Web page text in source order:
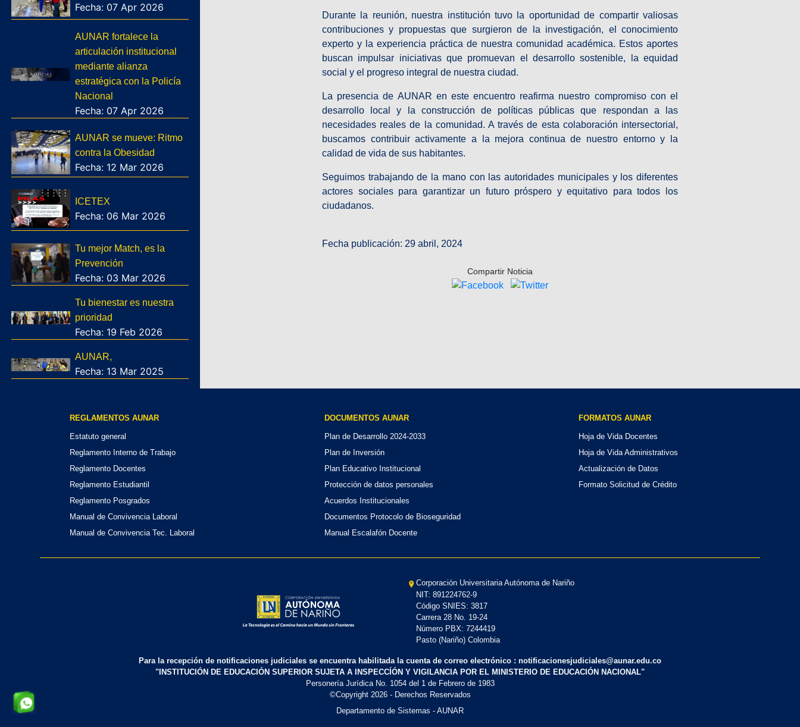
Durante la reunión, nuestra institución tuvo la oportunidad de compartir valiosas
contribuciones y propuestas que surgieron de la investigación, el conocimiento
experto y la experiencia práctica de nuestra comunidad académica. Estos aportes
buscan impulsar iniciativas que promuevan el desarrollo sostenible, la equidad
social y el progreso integral de nuestra ciudad.
La presencia de AUNAR en este encuentro reafirma nuestro compromiso con el
desarrollo local y la construcción de políticas públicas que respondan a las
necesidades reales de la comunidad. A través de esta colaboración intersectorial,
buscamos contribuir activamente a la mejora continua de nuestro entorno y la
calidad de vida de sus habitantes.
Seguimos trabajando de la mano con las autoridades municipales y los diferentes
actores sociales para garantizar un futuro próspero y equitativo para todos los
ciudadanos.
Fecha publicación: 29 abril, 2024
Compartir Noticia
Fecha: 07 Apr 2026
AUNAR fortalece la
articulación institucional
mediante alianza
estratégica con la Policía
Nacional
Fecha: 07 Apr 2026
AUNAR se mueve: Ritmo
contra la Obesidad
Fecha: 12 Mar 2026
ICETEX
Fecha: 06 Mar 2026
Tu mejor Match, es la
Prevención
Fecha: 03 Mar 2026
Tu bienestar es nuestra
prioridad
Fecha: 19 Feb 2026
AUNAR,
Fecha: 13 Mar 2025
REGLAMENTOS AUNAR
Estatuto general
Reglamento Interno de Trabajo
Reglamento Docentes
Reglamento Estudiantil
Reglamento Posgrados
Manual de Convivencia Laboral
Manual de Convivencia Tec. Laboral
DOCUMENTOS AUNAR
Plan de Desarrollo 2024-2033
Plan de Inversión
Plan Educativo Institucional
Protección de datos personales
Acuerdos Institucionales
Documentos Protocolo de Bioseguridad
Manual Escalafón Docente
FORMATOS AUNAR
Hoja de Vida Docentes
Hoja de Vida Administrativos
Actualización de Datos
Formato Solicitud de Crédito
Corporación Universitaria Autónoma de Nariño
NIT: 891224762-9
Código SNIES: 3817
Carrera 28 No. 19-24
Número PBX: 7244419
Pasto (Nariño) Colombia
Para la recepción de notificaciones judiciales se encuentra habilitada la cuenta de correo electrónico : notificacionesjudiciales@aunar.edu.co
"INSTITUCIÓN DE EDUCACIÓN SUPERIOR SUJETA A INSPECCÍÓN Y VIGILANCIA POR EL MINISTERIO DE EDUCACIÓN NACIONAL"
Personería Jurídica No. 1054 del 1 de Febrero de 1983
©Copyright 2026- Derechos Reservados
Departamento de Sistemas - AUNAR